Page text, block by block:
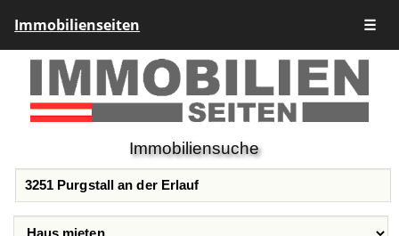
Immobilienseiten ☰
Immobiliensuche